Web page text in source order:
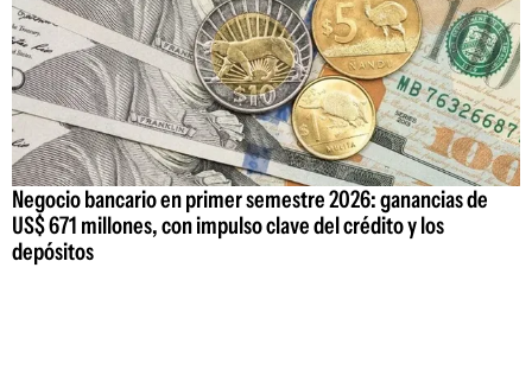
Negocio bancario en primer semestre 2026: ganancias de
US$ 671 millones, con impulso clave del crédito y los
depósitos